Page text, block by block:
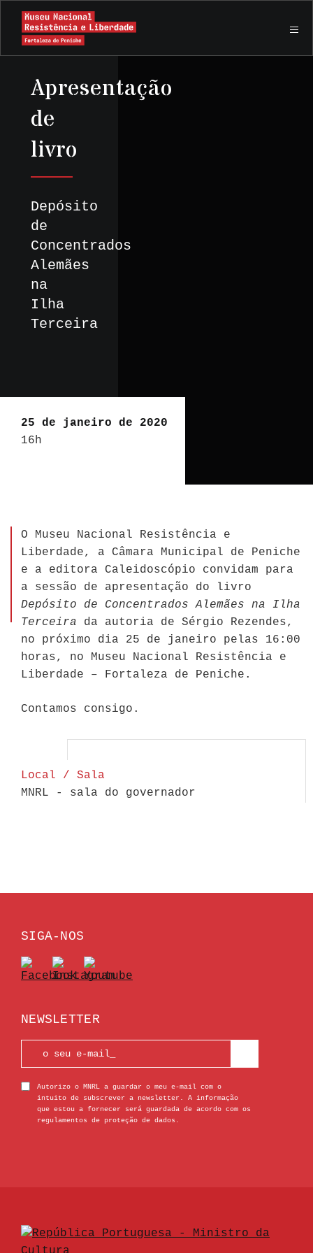
Apresentação
de
livro
Depósito
de
Concentrados
Alemães
na
Ilha
Terceira
25 de janeiro de 2020
16h
O Museu Nacional Resistência e
Liberdade, a Câmara Municipal de Peniche
e a editora Caleidoscópio convidam para
a sessão de apresentação do livro
Depósito de Concentrados Alemães na Ilha
Terceira da autoria de Sérgio Rezendes,
no próximo dia 25 de janeiro pelas 16:00
horas, no Museu Nacional Resistência e
Liberdade – Fortaleza de Peniche.
Contamos consigo.
Local / Sala
MNRL - sala do governador
SIGA-NOS
NEWSLETTER
Autorizo o MNRL a guardar o meu e-mail com o
intuito de subscrever a newsletter. A informação
que estou a fornecer será guardada de acordo com os
regulamentos de proteção de dados.